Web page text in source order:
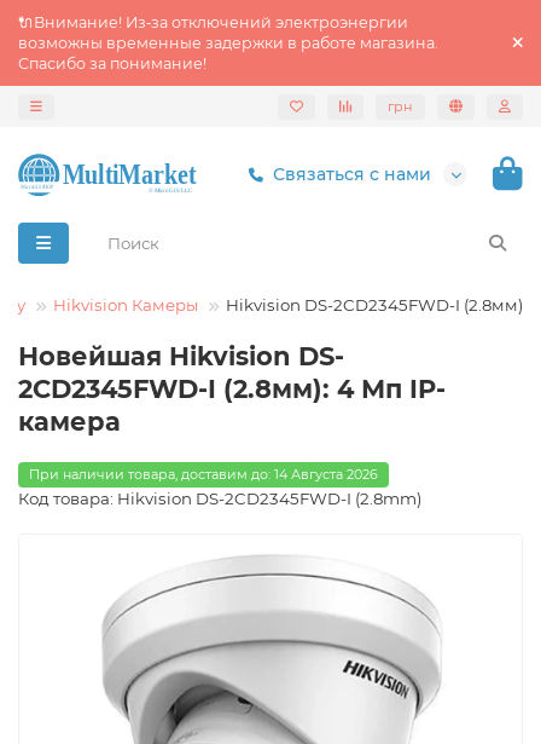
🔌Внимание! Из‑за отключений электроэнергии
возможны временные задержки в работе магазина.
Спасибо за понимание!
грн
Связаться с нами
Hikvision Камеры Hikvision DS-2CD2345FWD-I (2.8мм)
Новейшая Hikvision DS-
2CD2345FWD-I (2.8мм): 4 Мп IP-
камера
При наличии товара, доставим до: 14 Августа 2026
Код товара: Hikvision DS-2CD2345FWD-I (2.8mm)